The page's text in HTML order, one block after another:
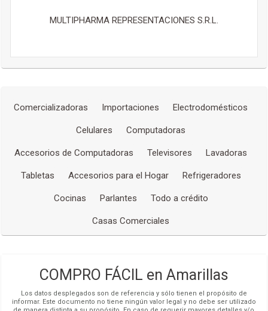
MULTIPHARMA REPRESENTACIONES S.R.L.
Comercializadoras Importaciones Electrodomésticos
Celulares Computadoras
Accesorios de Computadoras Televisores Lavadoras
Tabletas Accesorios para el Hogar Refrigeradores
Cocinas Parlantes Todo a crédito
Casas Comerciales
COMPRO FÁCIL en Amarillas
Los datos desplegados son de referencia y sólo tienen el propósito de
informar. Este documento no tiene ningún valor legal y no debe ser utilizado